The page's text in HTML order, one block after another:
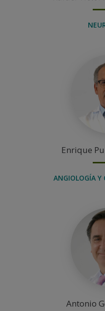
Enrique
ANGIOLOGÍA Y
Antonio